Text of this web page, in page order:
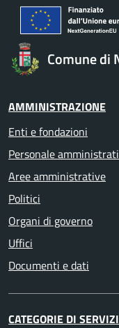
Comune di
AMMINISTRAZIONE
Enti e fondazioni
Personale
Aree amministrative
Politici
Organi di governo
Uffici
Documenti e dati
CATEGORIE DI